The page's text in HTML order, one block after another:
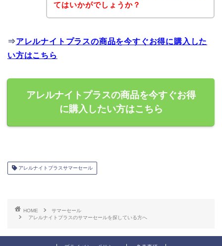
てはいかがでしょうか？
⇒アレルナイトプラスの商品を今すぐお得に購入した
い方はこちら
アレルナイトプラスの商品を今すぐお得
に購入したい方はこちら
アレルナイトプラスサマーセール
HOME
サマーセール
アレルナイトプラスのサマーセールを探している方へ